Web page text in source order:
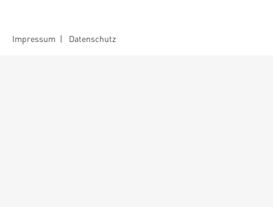
Impressum | Datenschutz